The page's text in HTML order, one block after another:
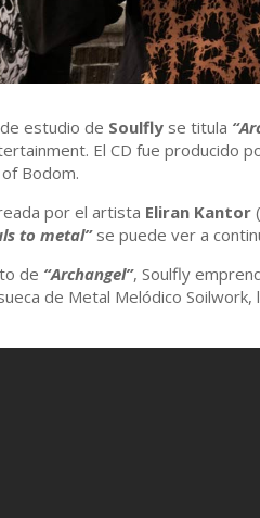
estudio de Soulfly se titula
El CD fue producido
Bodom.
por el artista Eliran Kantor
to metal”se puede ver a
de “Archangel”, Soulfly
de Metal Melódico